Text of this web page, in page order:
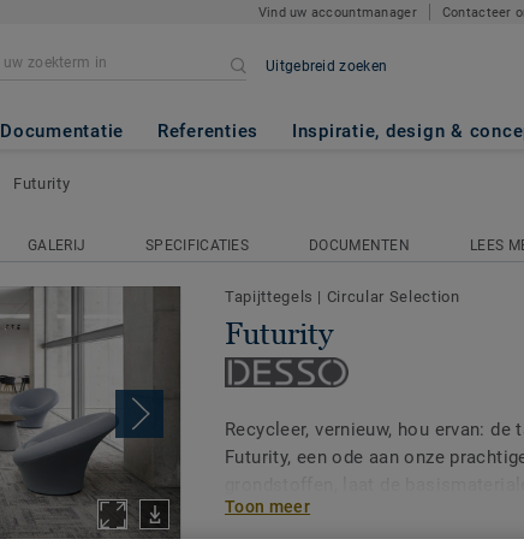
Vind uw accountmanager Contacteer
Uitgebreid zoeken
Documentatie Referenties Inspiratie, design &
Futurity
GALERIJ SPECIFICATIES DOCUMENTEN LEES
Tapijttegels | Circular Selection
Futurity
Recycleer, vernieuw, hou ervan:
Futurity, een ode aan onze
onregelmatige textuur geeft een
Toon meer